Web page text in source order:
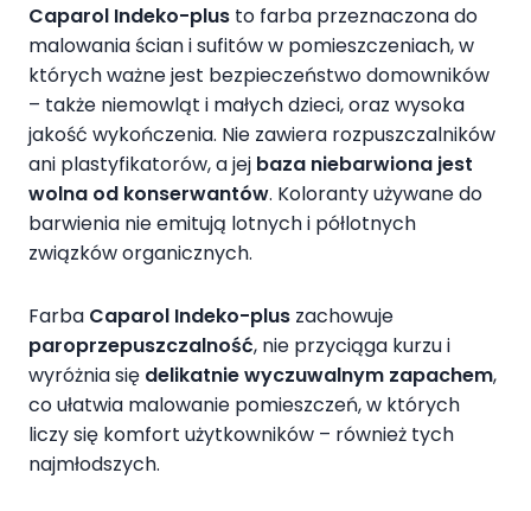
Caparol Indeko-plus to farba przeznaczona do
malowania ścian i sufitów w pomieszczeniach, w
których ważne jest bezpieczeństwo domowników
– także niemowląt i małych dzieci, oraz wysoka
jakość wykończenia. Nie zawiera rozpuszczalników
ani plastyfikatorów, a jej baza niebarwiona jest
wolna od konserwantów. Koloranty używane do
barwienia nie emitują lotnych i półlotnych
związków organicznych.
Farba Caparol Indeko-plus zachowuje
paroprzepuszczalność, nie przyciąga kurzu i
wyróżnia się delikatnie wyczuwalnym zapachem,
co ułatwia malowanie pomieszczeń, w których
liczy się komfort użytkowników – również tych
najmłodszych.